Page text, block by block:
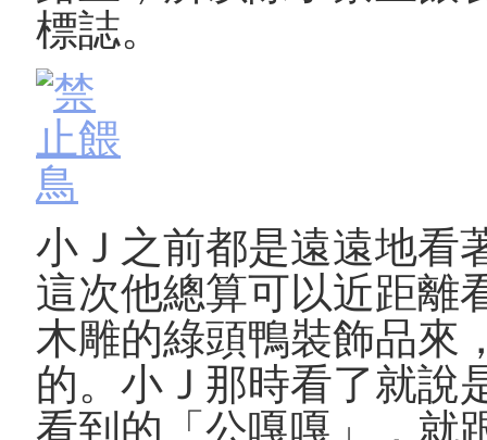
標誌。
小Ｊ之前都是遠遠地看
這次他總算可以近距離
木雕的綠頭鴨裝飾品來
的。小Ｊ那時看了就說
看到的「公嘎嘎」，就